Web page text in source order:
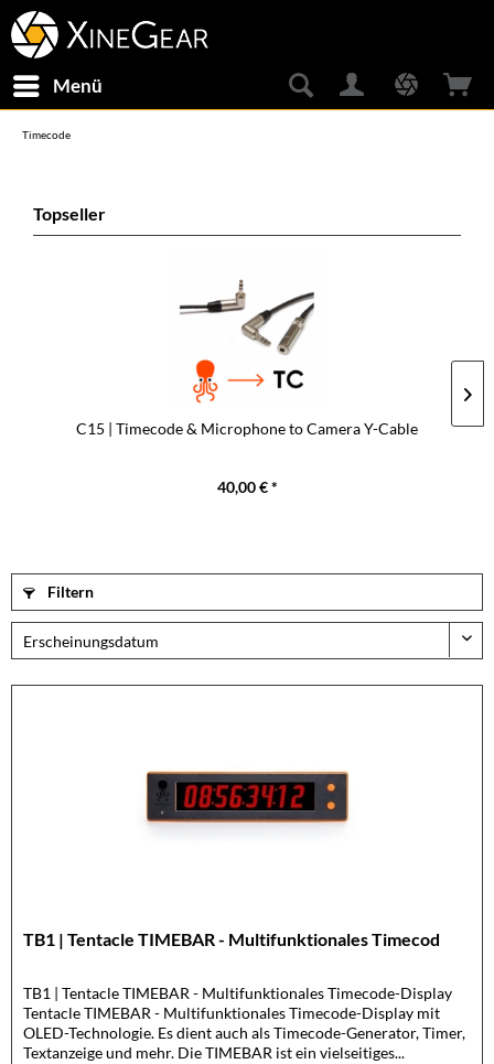
Menü
Timecode
Topseller
C15 | Timecode & Microphone to Camera Y-Cable
40,00 € *
Filtern
TB1 | Tentacle TIMEBAR - Multifunktionales Timecod
TB1 | Tentacle TIMEBAR - Multifunktionales Timecode-Display
Tentacle TIMEBAR - Multifunktionales Timecode-Display mit
OLED-Technologie. Es dient auch als Timecode-Generator, Timer,
Textanzeige und mehr. Die TIMEBAR ist ein vielseitiges...